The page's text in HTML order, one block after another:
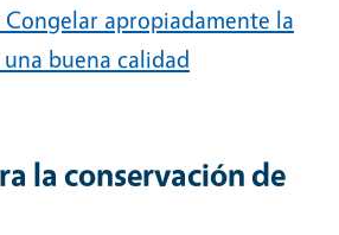
Congelar apropiadamente la
buena calidad
la conservación de